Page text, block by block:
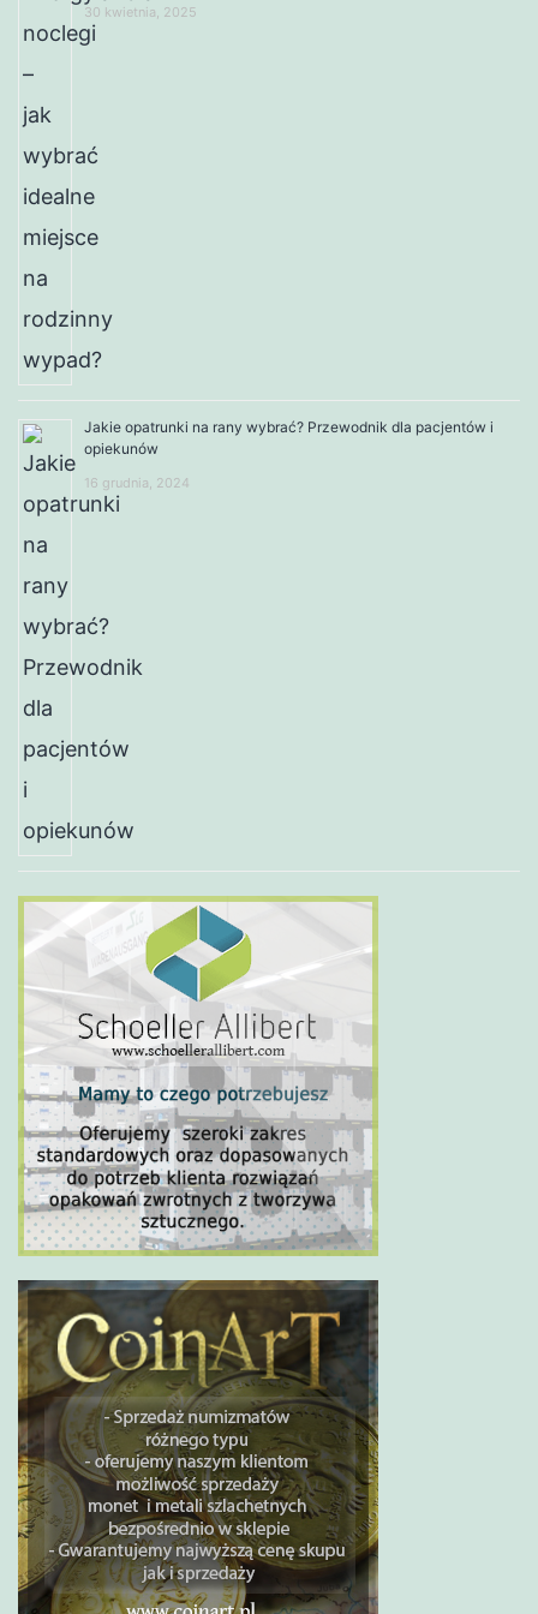
30 kwietnia, 2025
Jakie opatrunki na rany wybrać? Przewodnik dla pacjentów i
opiekunów
16 grudnia, 2024